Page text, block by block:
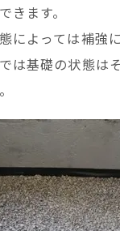
きます。
によっては補強
は基礎の状態は